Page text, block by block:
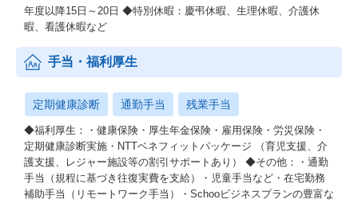
年度以降15日～20日 ◆特別休暇：慶弔休暇、生理休暇、介護休
暇、看護休暇など
手当・福利厚生
定期健康診断 通勤手当 残業手当
◆福利厚生：・健康保険・厚生年金保険・雇用保険・労災保険・
定期健康診断実施・NTTベネフィットパッケージ （育児支援、介
護支援、レジャー施設等の割引サポートあり） ◆その他：・通勤
手当（規程に基づき往復実費を支給）・児童手当など・在宅勤務
補助手当（リモートワーク手当）・Schooビジネスプランの豊富な